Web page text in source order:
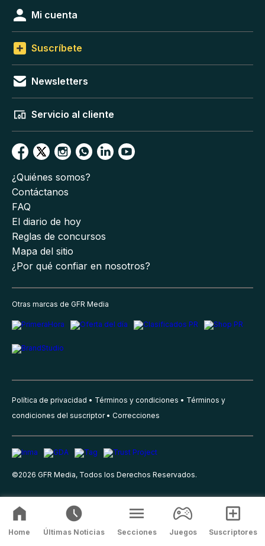
Mi cuenta
Suscríbete
Newsletters
Servicio al cliente
¿Quiénes somos?
Contáctanos
FAQ
El diario de hoy
Reglas de concursos
Mapa del sitio
¿Por qué confiar en nosotros?
Otras marcas de GFR Media
Política de privacidad Términos y condiciones
Términos y
condiciones del suscriptor
Correcciones
©2026 GFR Media, Todos los Derechos Reservados.
Home Últimas Noticias Secciones Juegos Suscriptores